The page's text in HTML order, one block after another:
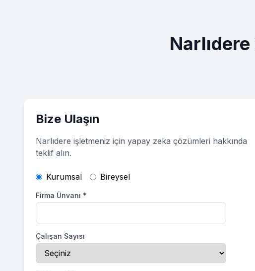
Narlıdere
Bize Ulaşın
Narlıdere işletmeniz için yapay zeka çözümleri hakkında
teklif alın.
Kurumsal Bireysel
Firma Ünvanı *
Çalışan Sayısı